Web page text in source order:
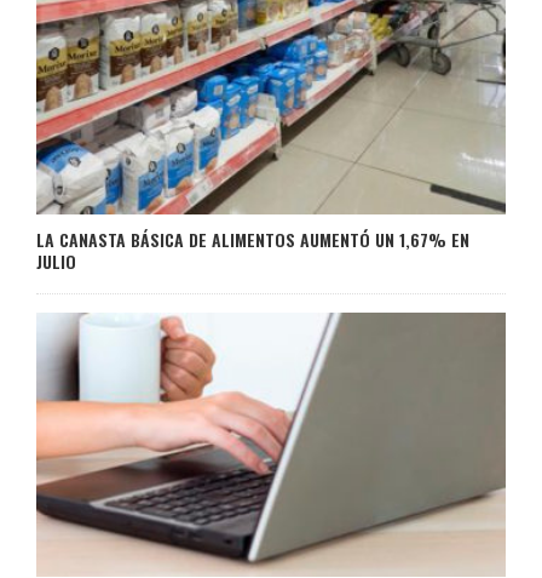
LA CANASTA BÁSICA DE ALIMENTOS AUMENTÓ UN 1,67% EN
JULIO